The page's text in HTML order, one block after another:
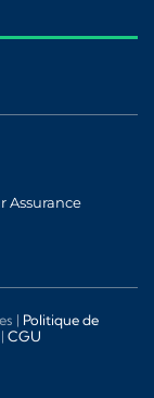
Assurance
| Politique de
| CGU